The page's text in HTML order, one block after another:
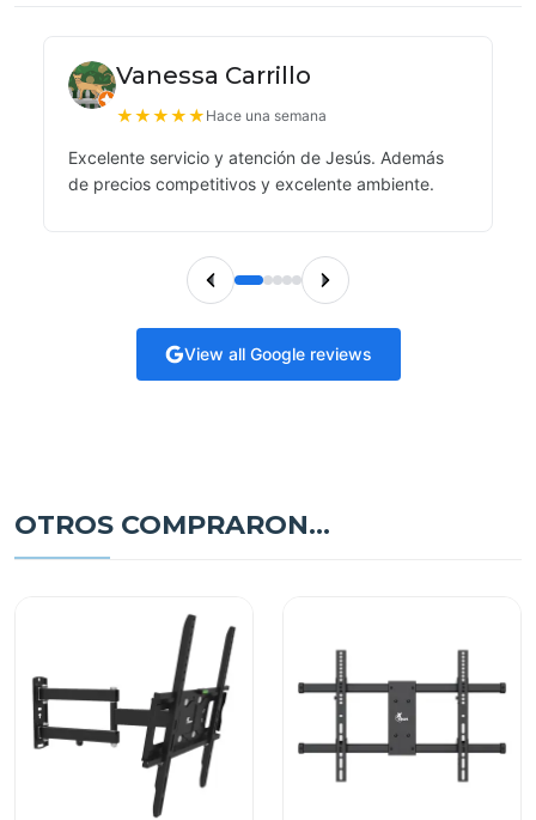
Vanessa Carrillo
★★★★★ Hace una semana
Excelente servicio y atención de Jesús. Además
de precios competitivos y excelente ambiente.
View all Google reviews
OTROS COMPRARON...